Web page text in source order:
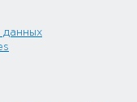
данных